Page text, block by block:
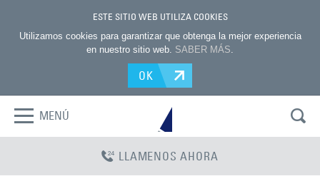
ESTE SITIO WEB UTILIZA COOKIES
Utilizamos cookies para garantizar que obtenga la mejor experiencia
en nuestro sitio web. SABER MÁS.
OK
MENÚ
LLAMENOS AHORA